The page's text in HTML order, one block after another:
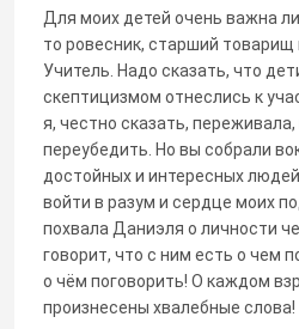
Для моих детей очень важна
то ровесник, старший товарищ
Учитель. Надо сказать, что
скептицизмом отнеслись к
я, честно сказать, переживала,
переубедить. Но вы собрали
достойных и интересных
войти в разум и сердце моих
похвала Даниэля о личности
говорит, что с ним есть о чем
о чём поговорить! О каждом
произнесены хвалебные